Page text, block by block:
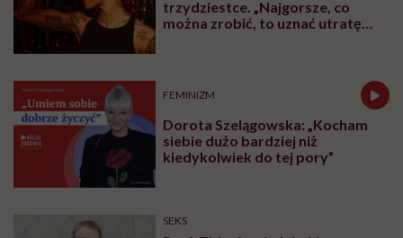
trzydziestce. „Najgorsze, co
można zrobić, to uznać utratę
FEMINIZM
Dorota Szelągowska: „Kocham
siebie dużo bardziej niż
kiedykolwiek do tej pory”
SEKS